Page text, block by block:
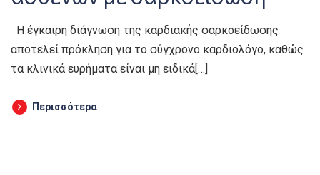
Η έγκαιρη διάγνωση της καρδιακής σαρκοείδωσης
αποτελεί πρόκληση για το σύγχρονο καρδιολόγο, καθώς
τα κλινικά ευρήματα είναι μη ειδικά[…]
Περισσότερα